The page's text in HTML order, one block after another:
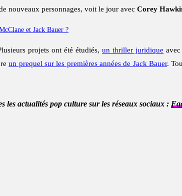
nouveaux personnages, voit le jour avec Corey
et Jack Bauer ?
projets ont été étudiés, un thriller juridique
un prequel sur les premières années de Jack Bauer.
les actualités pop culture sur les réseaux sociaux :